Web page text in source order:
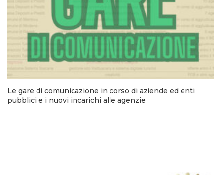
Le gare di comunicazione in corso di aziende ed enti
pubblici e i nuovi incarichi alle agenzie